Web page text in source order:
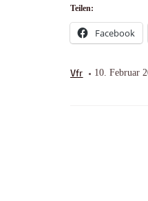
Teilen:
Facebook
Vfr 10. Februar